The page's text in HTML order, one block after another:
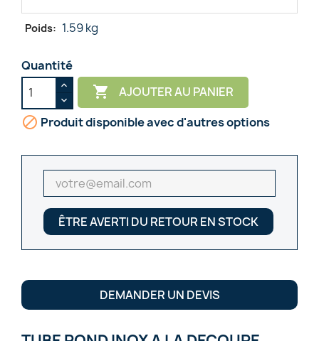
Poids: 1.59 kg
Quantité
 AJOUTER AU PANIER
 Produit disponible avec d'autres options
ÊTRE AVERTI DU RETOUR EN STOCK
DEMANDER UN DEVIS